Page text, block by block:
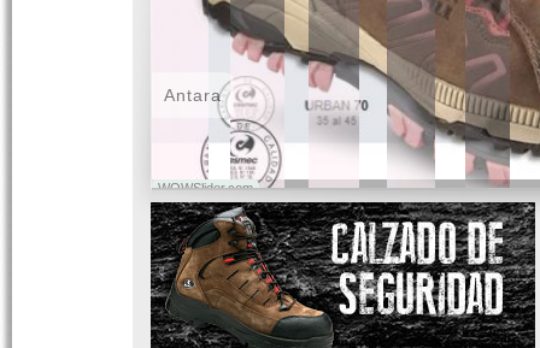
WOWSlider.com
Antara